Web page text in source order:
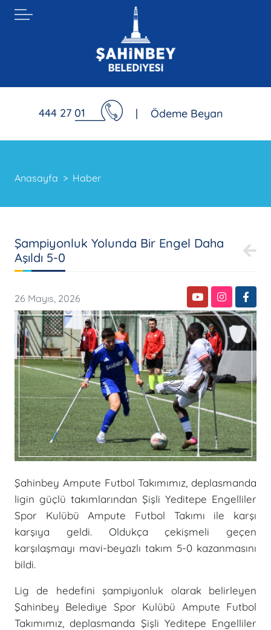
444 27 01 | Ödeme Beyan
Anasayfa Haber
Şampiyonluk Yolunda Bir Engel Daha
Aşıldı 5-0
26 Mayıs, 2026
Şahinbey Ampute Futbol Takımımız, deplasmanda
ligin güçlü takımlarından Şişli Yeditepe Engelliler
Spor Kulübü Ampute Futbol Takımı ile karşı
karşıya geldi. Oldukça çekişmeli geçen
karşılaşmayı mavi-beyazlı takım 5-0 kazanmasını
bildi.
Lig de hedefini şampiyonluk olarak belirleyen
Şahinbey Belediye Spor Kulübü Ampute Futbol
Takımımız, deplasmanda Şişli Yeditepe Engelliler